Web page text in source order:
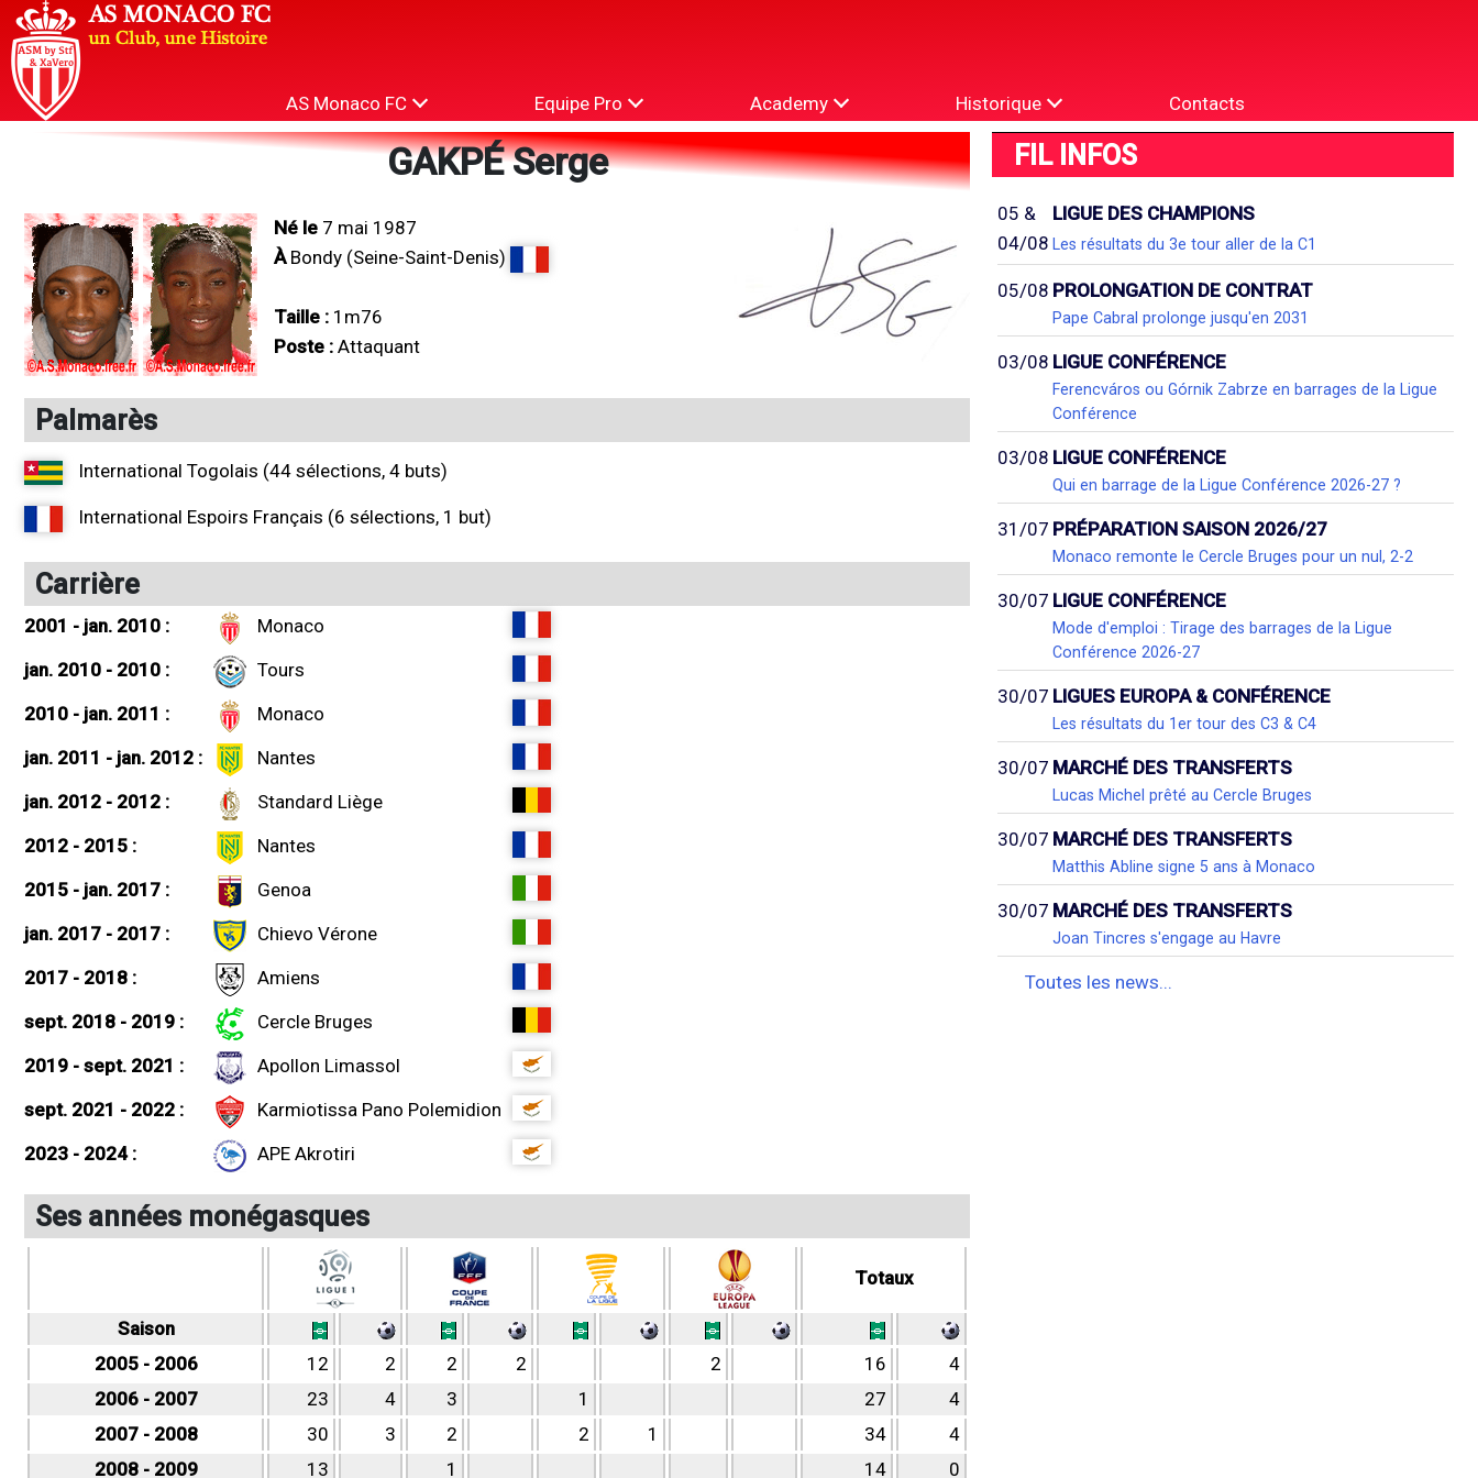
AS Monaco FC Equipe Pro Academy Historique Contacts
GAKPÉ Serge
Né le 7 mai 1987
ÀBondy (Seine-Saint-Denis)
Taille : 1m76
Poste : Attaquant
Palmarès
International Togolais (44 sélections, 4 buts)
International Espoirs Français (6 sélections, 1 but)
Carrière
2001 - jan. 2010 :
Monaco
jan. 2010 - 2010 :
Tours
2010 - jan. 2011 :
Monaco
jan. 2011 - jan. 2012 :
Nantes
jan. 2012 - 2012 :
Standard Liège
2012 - 2015 :
Nantes
2015 - jan. 2017 :
Genoa
jan. 2017 - 2017 :
Chievo Vérone
2017 - 2018 :
Amiens
sept. 2018 - 2019 :
Cercle Bruges
2019 - sept. 2021 :
Apollon Limassol
sept. 2021 - 2022 :
Karmiotissa Pano Polemidion
2023 - 2024 :
APE Akrotiri
Ses années monégasques
Totaux
Saison
2005 - 2006
12 2 2 2 2 16
4
2006 - 2007
23 4 3 1 27
4
2007 - 2008
30 3 2 2 1 34
4
2008 - 2009
13 1 14 0
FIL INFOS
05 &
04/08
LIGUE DES CHAMPIONS
Les résultats du 3e tour aller de la C1
05/08 PROLONGATION DE CONTRAT
Pape Cabral prolonge jusqu'en 2031
03/08 LIGUE CONFÉRENCE
Ferencváros ou Górnik Zabrze en barrages de la Ligue
Conférence
03/08 LIGUE CONFÉRENCE
Qui en barrage de la Ligue Conférence 2026-27 ?
31/07 PRÉPARATION SAISON 2026/27
Monaco remonte le Cercle Bruges pour un nul, 2-2
30/07 LIGUE CONFÉRENCE
Mode d'emploi : Tirage des barrages de la Ligue
Conférence 2026-27
30/07 LIGUES EUROPA & CONFÉRENCE
Les résultats du 1er tour des C3 & C4
30/07 MARCHÉ DES TRANSFERTS
Lucas Michel prêté au Cercle Bruges
30/07 MARCHÉ DES TRANSFERTS
Matthis Abline signe 5 ans à Monaco
30/07 MARCHÉ DES TRANSFERTS
Joan Tincres s'engage au Havre
Toutes les news...